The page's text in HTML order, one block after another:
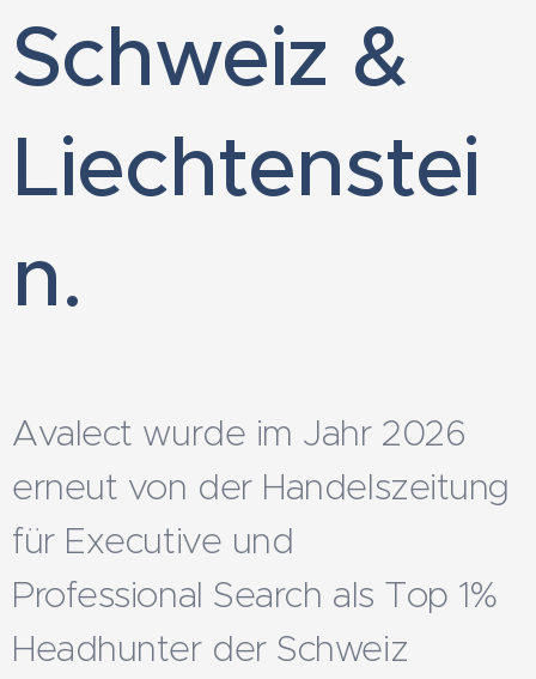
Schweiz &
Liechtenstei
n.
Avalect wurde im Jahr 2026
erneut von der Handelszeitung
für Executive und
Professional Search als Top 1%
Headhunter der Schweiz